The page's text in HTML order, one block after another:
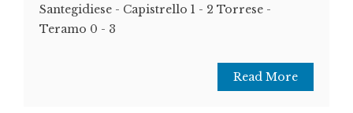
Santegidiese - Capistrello 1 - 2 Torrese -
Teramo 0 - 3
Read More